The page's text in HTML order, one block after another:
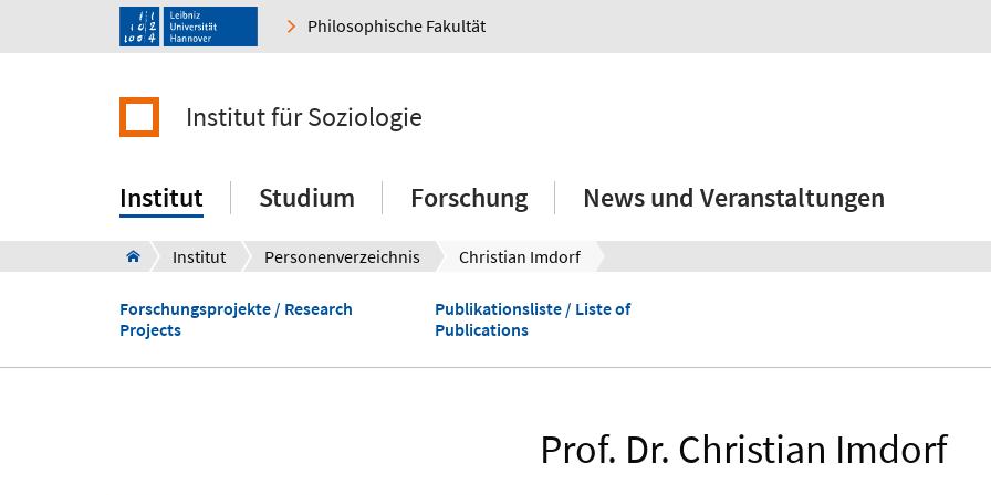
Philosophische Fakultät
Institut für Soziologie
Institut Studium Forschung News und Veranstaltungen
Institut Personenverzeichnis Christian Imdorf
Forschungsprojekte / Research
Projects
Publikationsliste / Liste of
Publications
Prof. Dr. Christian Imdorf